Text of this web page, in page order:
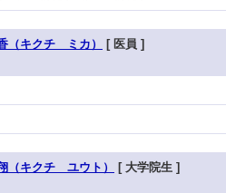
（キクチ ミカ） [ 医員 ]
キクチ ユウト） [ 大学院生 ]